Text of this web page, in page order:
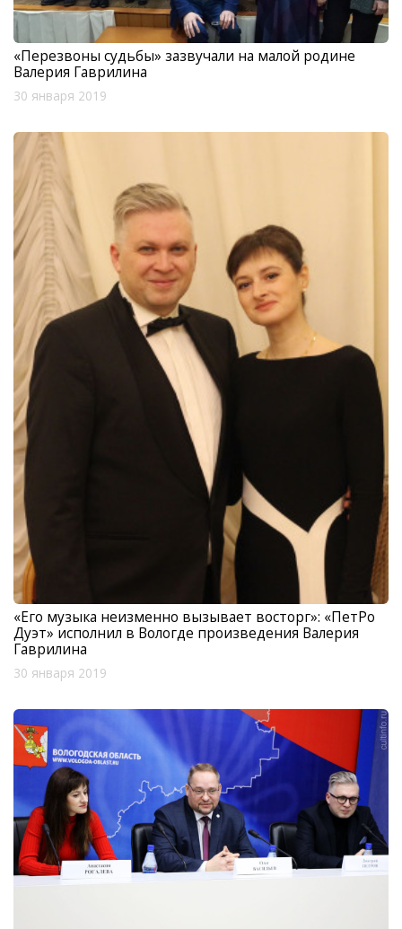
«Перезвоны судьбы» зазвучали на малой родине
Валерия Гаврилина
30 января 2019
«Его музыка неизменно вызывает восторг»: «ПетРо
Дуэт» исполнил в Вологде произведения Валерия
Гаврилина
30 января 2019